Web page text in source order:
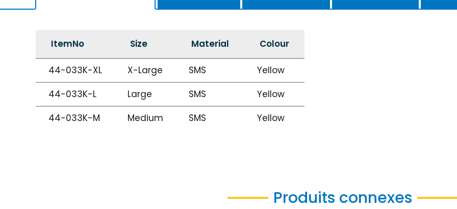
ItemNo Size Material Colour
44-033K-XL X-Large SMS
Yellow
44-033K-L
Large SMS
Yellow
44-033K-M
Medium SMS Yellow
Produits connexes